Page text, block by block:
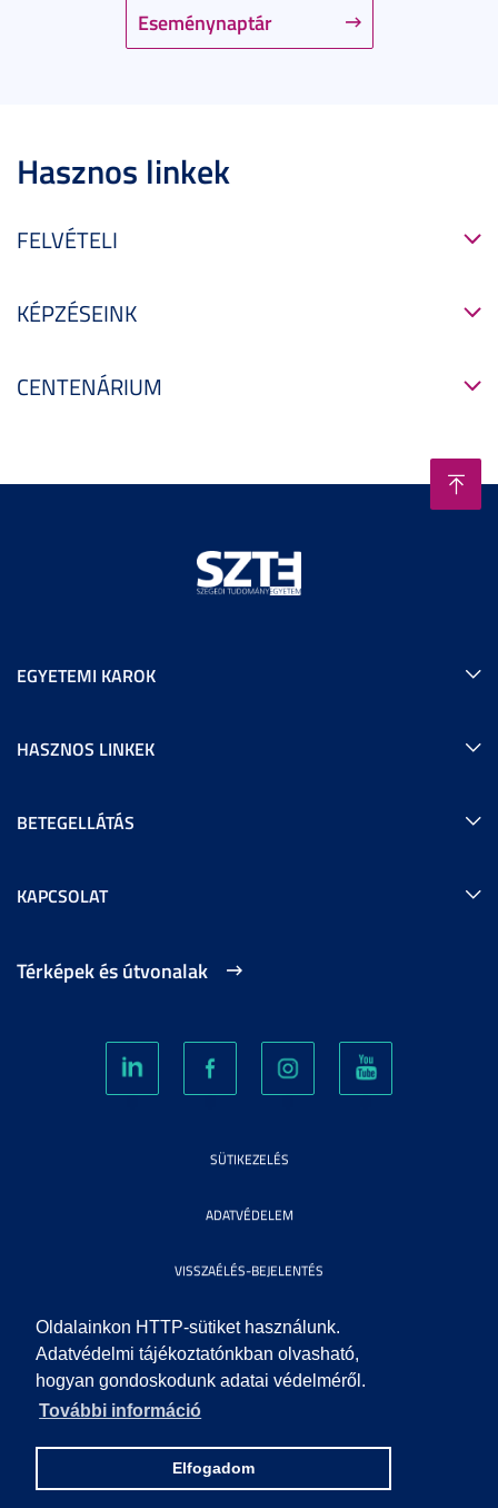
Oldalainkon HTTP-sütiket használunk.
Adatvédelmi tájékoztatónkban olvasható,
hogyan gondoskodunk adatai védelméről.
További információ
Elfogadom
Eseménynaptár
Hasznos linkek
FELVÉTELI
KÉPZÉSEINK
CENTENÁRIUM
EGYETEMI KAROK
HASZNOS LINKEK
BETEGELLÁTÁS
KAPCSOLAT
Térképek és útvonalak
SÜTIKEZELÉS
ADATVÉDELEM
VISSZAÉLÉS-BEJELENTÉS
KÖZÉRDEKŰ ADATOK
IMPRESSZUM